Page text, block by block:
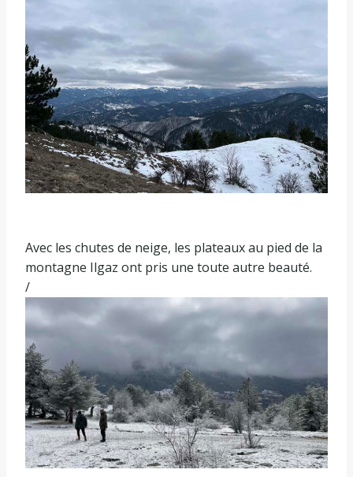
Avec les chutes de neige, les plateaux au pied de la
montagne Ilgaz ont pris une toute autre beauté.
/